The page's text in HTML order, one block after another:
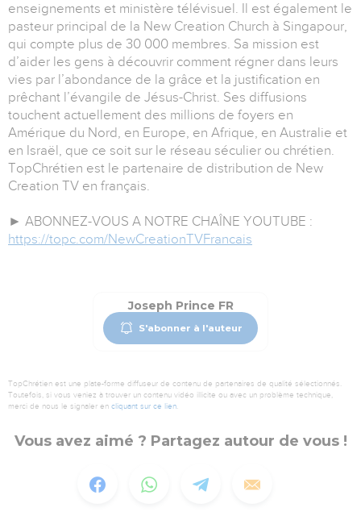
enseignements et ministère télévisuel. Il est également le
pasteur principal de la New Creation Church à Singapour,
qui compte plus de 30 000 membres. Sa mission est
d’aider les gens à découvrir comment régner dans leurs
vies par l’abondance de la grâce et la justification en
prêchant l’évangile de Jésus-Christ. Ses diffusions
touchent actuellement des millions de foyers en
Amérique du Nord, en Europe, en Afrique, en Australie et
en Israël, que ce soit sur le réseau séculier ou chrétien.
TopChrétien est le partenaire de distribution de New
Creation TV en français.
► ABONNEZ-VOUS A NOTRE CHAÎNE YOUTUBE :
https://topc.com/NewCreationTVFrancais
Joseph Prince FR
S'abonner à l'auteur
TopChrétien est une plate-forme diffuseur de contenu de partenaires de qualité sélectionnés.
Toutefois, si vous veniez à trouver un contenu vidéo illicite ou avec un problème technique,
merci de nous le signaler en cliquant sur ce lien.
Vous avez aimé ? Partagez autour de vous !